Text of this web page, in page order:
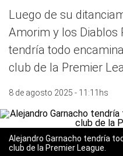
Luego de su
Amorim y los Diablos
tendría todo
club de la Premier
8 de agosto 2025 - 11:11hs
Alejandro Garnacho tendría
club de la Premier League.